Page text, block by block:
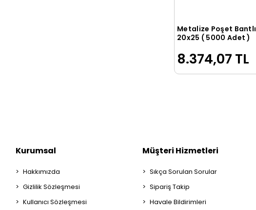
Sepete Ekle
Metalize Poşet Bantlı
20x25 ( 5000 Adet )
8.374,07 TL
Kurumsal
Hakkımızda
Gizlilik Sözleşmesi
Kullanıcı Sözleşmesi
Müşteri Hizmetleri
Sıkça Sorulan Sorular
Sipariş Takip
Havale Bildirimleri